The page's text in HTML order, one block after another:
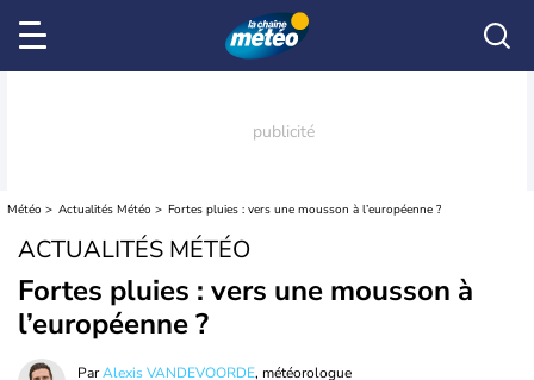
Météo Actualités Météo Fortes pluies : vers une mousson à l’européenne ?
ACTUALITÉS MÉTÉO
Fortes pluies : vers une mousson à
l’européenne ?
ParAlexis VANDEVOORDE, météorologue